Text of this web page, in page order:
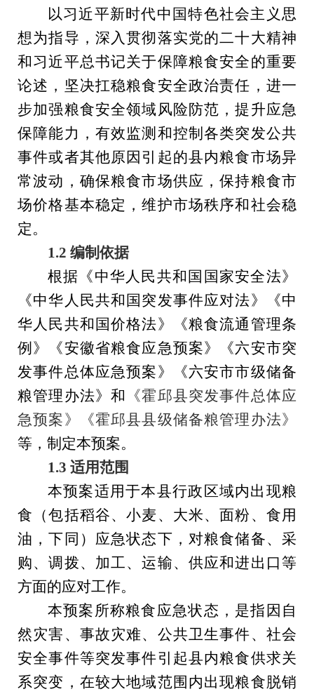
以习近平新时代中国特色社会主义思
想为指导，深入贯彻落实党的二十大精神
和习近平总书记关于保障粮食安全的重要
论述，坚决扛稳粮食安全政治责任，进一
步加强粮食安全领域风险防范，提升应急
保障能力， 有效监测和控制各类突发公共
事件或者其他原因引起的县内粮食市场异
常波动， 确保粮食市场供应，保持粮食市
场价格基本稳定，维护市场秩序和社会稳
定。
1.2 编制依据
根据 《中华人民共和国国家安全法》
《中华人民共和国突发事件应对法》《中
华人民共和国价格法》《粮食流通管理条
例》《安徽省粮食应急预案》《六安市突
发事件总体应急预案》
《六安市市级储备
粮管理办法》和 《霍邱县突发事件总体应
急预案》
《霍邱县县级储备粮管理办法》
等，制定本预案。
1.3 适用范围
本预案适用于本县行政区域内出现粮
食（包括稻谷、小麦、大米、面粉、食用
油，下同）应急状态下，对粮食储备、采
购、调拨、加工、运输、供应和进出口等
方面的应对工作。
本预案所称粮食应急状态，是指因自
然灾害、事故灾难、公共卫生事件、社会
安全事件等突发事件引起县内粮食供求关
系突变，在较大地域范围内出现粮食脱销